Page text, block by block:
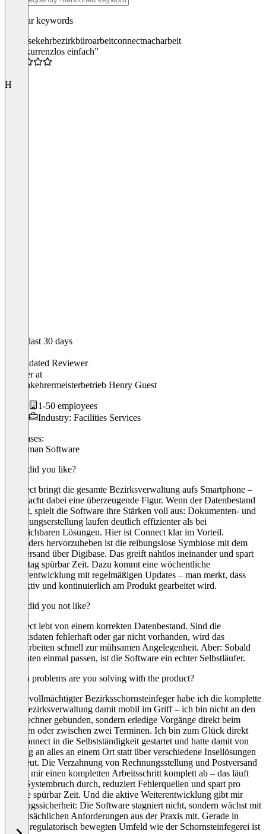
Popular keywords
digibasekehrbezirkbüroarbeitconnectnacharbeit
“Konkurrenzlos einfach”
H
In the last 30 days
Validated Reviewer
Inhaberat
Kaminkehrermeisterbetrieb Henry Guest
1-50 employees
Industry: Facilities Services
Use cases:
Craftsman Software
What did you like?
Connect bringt die gesamte Bezirksverwaltung aufs Smartphone –
und macht dabei eine überzeugende Figur. Wenn der Datenbestand
stimmt, spielt die Software ihre Stärken voll aus: Dokumenten- und
Rechnungserstellung laufen deutlich effizienter als bei
vergleichbaren Lösungen. Hier ist Connect klar im Vorteil.
Besonders hervorzuheben ist die reibungslose Symbiose mit dem
Postversand über Digibase. Das greift nahtlos ineinander und spart
im Alltag spürbar Zeit. Dazu kommt eine wöchentliche
Weiterentwicklung mit regelmäßigen Updates – man merkt, dass
hier aktiv und kontinuierlich am Produkt gearbeitet wird.
What did you not like?
Connect lebt von einem korrekten Datenbestand. Sind die
Bezirksdaten fehlerhaft oder gar nicht vorhanden, wird das
Nacharbeiten schnell zur mühsamen Angelegenheit. Aber: Sobald
die Daten einmal passen, ist die Software ein echter Selbstläufer.
Which problems are you solving with the product?
Als bevollmächtigter Bezirksschornsteinfeger habe ich die komplette
Kehrbezirksverwaltung damit mobil im Griff – ich bin nicht an den
Bürorechner gebunden, sondern erledige Vorgänge direkt beim
Kunden oder zwischen zwei Terminen. Ich bin zum Glück direkt
mit Connect in die Selbstständigkeit gestartet und hatte damit von
Anfang an alles an einem Ort statt über verschiedene Insellösungen
verstreut. Die Verzahnung von Rechnungsstellung und Postversand
nimmt mir einen kompletten Arbeitsschritt komplett ab – das läuft
ohne Systembruch durch, reduziert Fehlerquellen und spart pro
Woche spürbar Zeit. Und die aktive Weiterentwicklung gibt mir
Planungssicherheit: Die Software stagniert nicht, sondern wächst mit
den tatsächlichen Anforderungen aus der Praxis mit. Gerade in
einem regulatorisch bewegten Umfeld wie der Schornsteinfegerei ist